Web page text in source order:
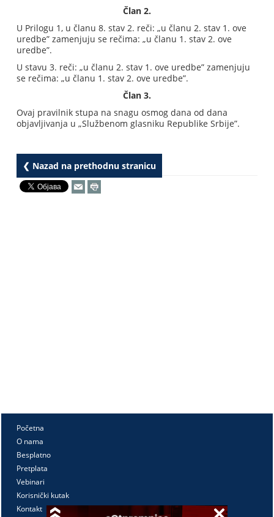
Član 2.
U Prilogu 1, u članu 8. stav 2. reči: „u članu 2. stav 1. ove
uredbe” zamenjuju se rečima: „u članu 1. stav 2. ove
uredbe”.
U stavu 3. reči: „u članu 2. stav 1. ove uredbe” zamenjuju
se rečima: „u članu 1. stav 2. ove uredbe”.
Član 3.
Ovaj pravilnik stupa na snagu osmog dana od dana
objavljivanja u „Službenom glasniku Republike Srbije”.
❮ Nazad na prethodnu stranicu
Početna
O nama
Besplatno
Pretplata
Vebinari
Korisnički kutak
Kontakt